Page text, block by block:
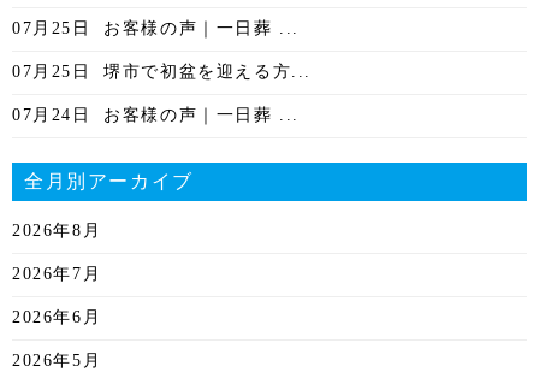
07月25日 お客様の声｜一日葬 ...
07月25日 堺市で初盆を迎える方...
07月24日 お客様の声｜一日葬 ...
全月別アーカイブ
2026年8月
2026年7月
2026年6月
2026年5月